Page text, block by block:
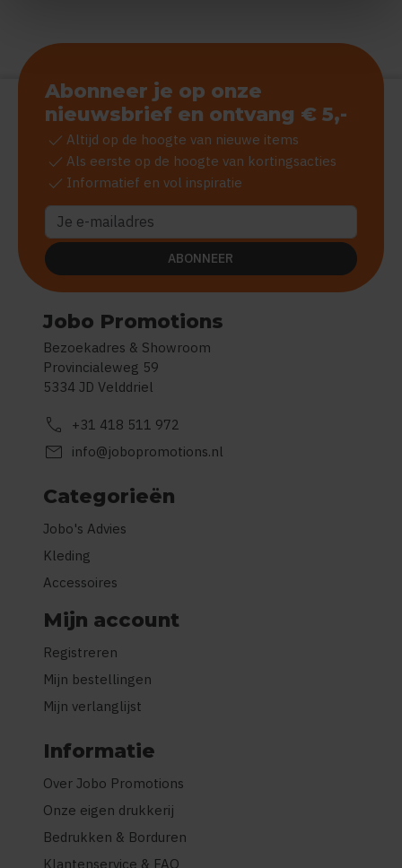
Jobo Promotions
Bezoekadres & Showroom
Provincialeweg 59
5334 JD Velddriel
call +31 418 511 972
mail info@jobopromotions.nl
Categorieën
Jobo's Advies
Kleding
Accessoires
Mijn account
Registreren
Mijn bestellingen
Mijn verlanglijst
Informatie
Over Jobo Promotions
Onze eigen drukkerij
Bedrukken & Borduren
Klantenservice & FAQ
Abonneer je op onze
nieuwsbrief en ontvang € 5,-
check Altijd op de hoogte van nieuwe items
check Als eerste op de hoogte van kortingsacties
check Informatief en vol inspiratie
ABONNEER